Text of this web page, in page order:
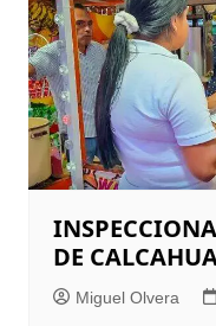
DE
Miguel Olvera